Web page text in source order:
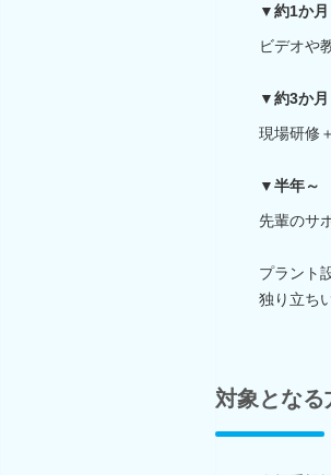
▼約1か月
ビデオや
▼約3か月
現場研修
▼半年～
先輩のサ
プラント
独り立ち
対象となる